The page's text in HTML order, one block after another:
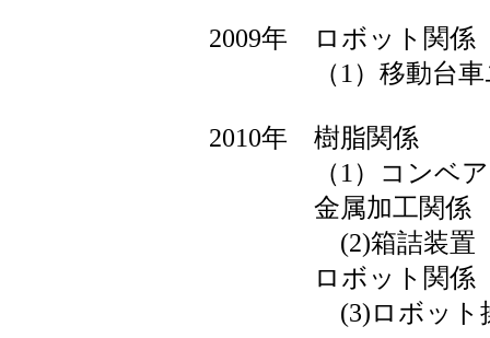
2009年 ロボット関係
（1）移動台車
2010年 樹脂関係
（1）コンベア
金属加工関係
(2)箱詰装置
ロボット関係
(3)ロボット操作